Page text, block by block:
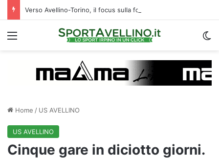
Verso Avellino-Torino, il focus sulla formazione granata
Menu
Home / US AVELLINO
US AVELLINO
Cinque gare in diciotto giorni.